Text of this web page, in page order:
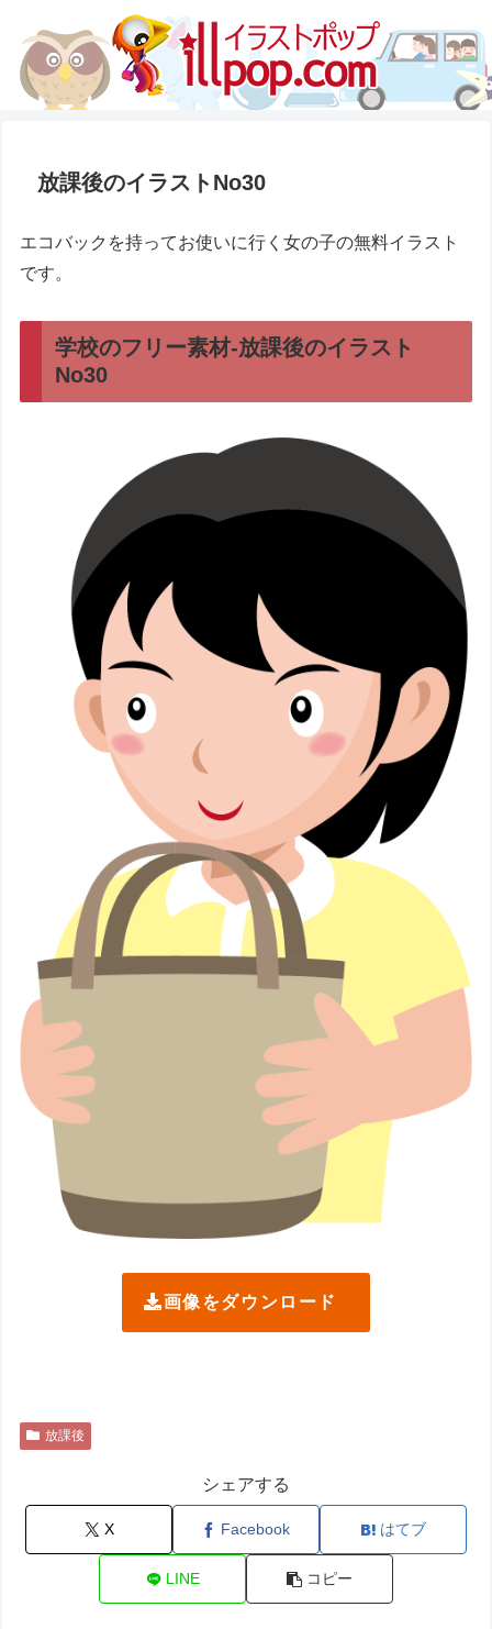
放課後のイラストNo30
エコバックを持ってお使いに行く女の子の無料イラスト
です。
学校のフリー素材-放課後のイラスト
No30
画像をダウンロード
放課後
シェアする
X Facebook はてブ
LINE コピー